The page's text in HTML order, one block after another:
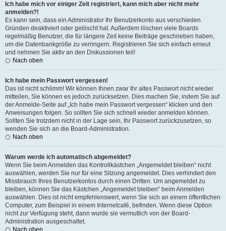
Ich habe mich vor einiger Zeit registriert, kann mich aber nicht mehr
anmelden?!
Es kann sein, dass ein Administrator Ihr Benutzerkonto aus verschieden
Gründen deaktiviert oder gelöscht hat. Außerdem löschen viele Boards
regelmäßig Benutzer, die für längere Zeit keine Beiträge geschrieben haben,
um die Datenbankgröße zu verringern. Registrieren Sie sich einfach erneut
und nehmen Sie aktiv an den Diskussionen teil!
Nach oben
Ich habe mein Passwort vergessen!
Das ist nicht schlimm! Wir können Ihnen zwar Ihr altes Passwort nicht wieder
mitteilen, Sie können es jedoch zurücksetzen. Dies machen Sie, indem Sie auf
der Anmelde-Seite auf „Ich habe mein Passwort vergessen“ klicken und den
Anweisungen folgen. So sollten Sie sich schnell wieder anmelden können.
Sollten Sie trotzdem nicht in der Lage sein, Ihr Passwort zurückzusetzen, so
wenden Sie sich an die Board-Administration.
Nach oben
Warum werde ich automatisch abgemeldet?
Wenn Sie beim Anmelden das Kontrollkästchen „Angemeldet bleiben“ nicht
auswählen, werden Sie nur für eine Sitzung angemeldet. Dies verhindert den
Missbrauch Ihres Benutzerkontos durch einen Dritten. Um angemeldet zu
bleiben, können Sie das Kästchen „Angemeldet bleiben“ beim Anmelden
auswählen. Dies ist nicht empfehlenswert, wenn Sie sich an einem öffentlichen
Computer, zum Beispiel in einem Internetcafé, befinden. Wenn diese Option
nicht zur Verfügung steht, dann wurde sie vermutlich von der Board-
Administration ausgeschaltet.
Nach oben